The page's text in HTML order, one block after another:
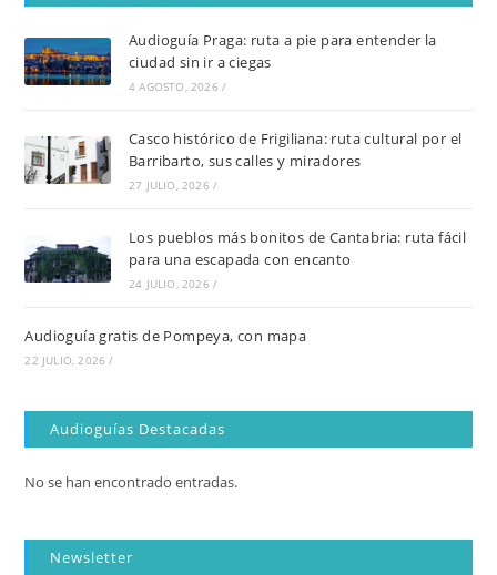
Audioguía Praga: ruta a pie para entender la
ciudad sin ir a ciegas
4 AGOSTO, 2026 /
Casco histórico de Frigiliana: ruta cultural por el
Barribarto, sus calles y miradores
27 JULIO, 2026 /
Los pueblos más bonitos de Cantabria: ruta fácil
para una escapada con encanto
24 JULIO, 2026 /
Audioguía gratis de Pompeya, con mapa
22 JULIO, 2026 /
Audioguías Destacadas
No se han encontrado entradas.
Newsletter